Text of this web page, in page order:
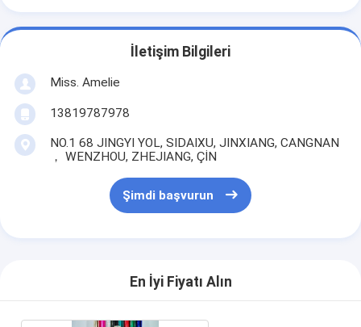
İletişim Bilgileri
Miss. Amelie
13819787978
NO.1 68 JINGYI YOL, SIDAIXU, JINXIANG, CANGNAN
， WENZHOU, ZHEJIANG, ÇİN
Şimdi başvurun
En İyi Fiyatı Alın